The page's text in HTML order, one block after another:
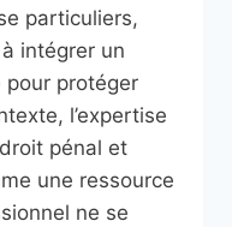
particuliers,
intégrer un
protéger
l’expertise
pénal et
une ressource
ne se